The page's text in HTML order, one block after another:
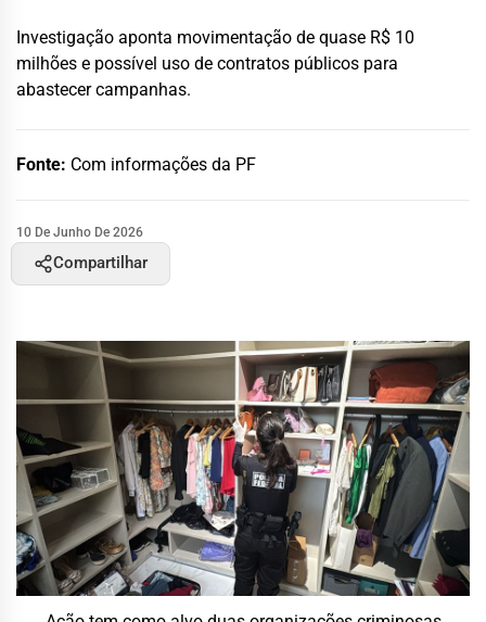
Investigação aponta movimentação de quase R$ 10
milhões e possível uso de contratos públicos para
abastecer campanhas.
Fonte: Com informações da PF
10 De Junho De 2026
Compartilhar